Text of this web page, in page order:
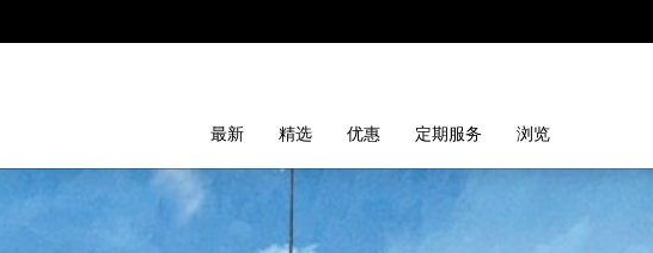
最新 精选 优惠 定期服务 浏览